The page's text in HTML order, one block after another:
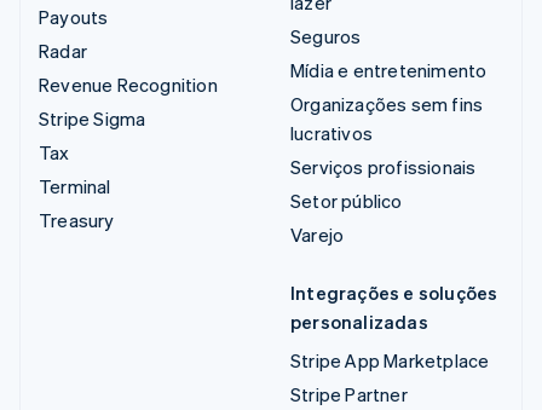
Payouts
Radar
Revenue Recognition
Stripe Sigma
Tax
Terminal
Treasury
Seguros
Mídia e entretenimento
Organizações sem fins
lucrativos
Serviços profissionais
Setor público
Varejo
Integrações e soluções
personalizadas
Stripe App Marketplace
Stripe Partner